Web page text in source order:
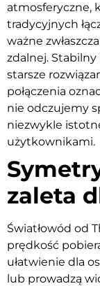
atmosferyczne,
tradycyjnych
ważne
zdalnej.
starsze
połączenia
nie odczujemy
niezwykle
użytkownikami.
zaleta
Światłowód od
prędkość
ułatwienie dla
lub prowadzą